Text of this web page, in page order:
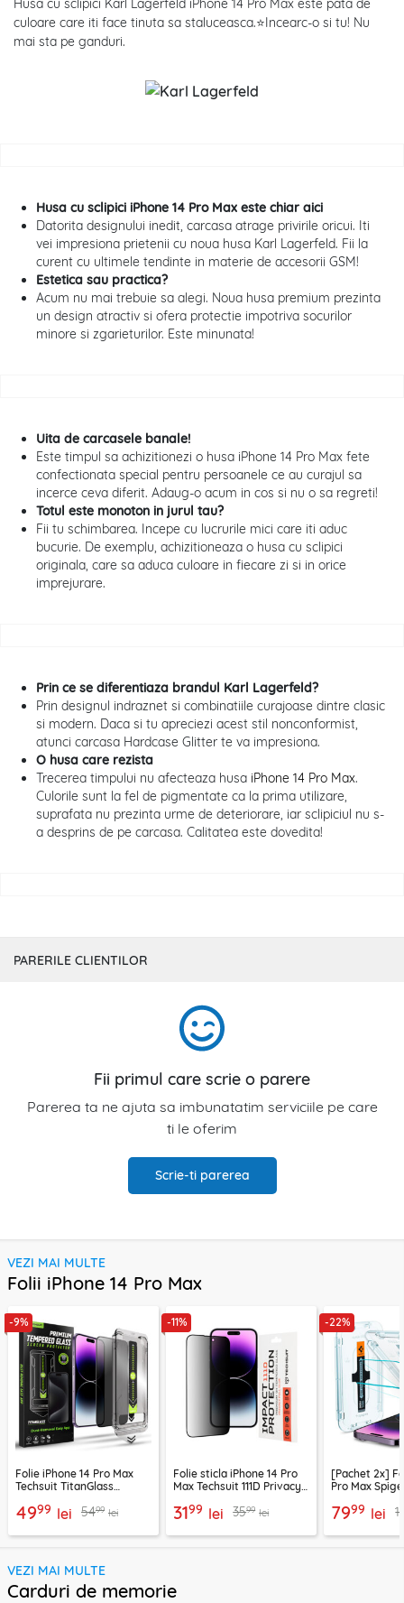
Husa cu sclipici Karl Lagerfeld iPhone 14 Pro Max este pata de
culoare care iti face tinuta sa staluceasca.⭐Incearc-o si tu! Nu
mai sta pe ganduri.
Husa cu sclipici iPhone 14 Pro Max este chiar aici
Datorita designului inedit, carcasa atrage privirile oricui. Iti
vei impresiona prietenii cu noua husa Karl Lagerfeld. Fii la
curent cu ultimele tendinte in materie de accesorii GSM!
Estetica sau practica?
Acum nu mai trebuie sa alegi. Noua husa premium prezinta
un design atractiv si ofera protectie impotriva socurilor
minore si zgarieturilor. Este minunata!
Uita de carcasele banale!
Este timpul sa achizitionezi o husa iPhone 14 Pro Max fete
confectionata special pentru persoanele ce au curajul sa
incerce ceva diferit. Adaug-o acum in cos si nu o sa regreti!
Totul este monoton in jurul tau?
Fii tu schimbarea. Incepe cu lucrurile mici care iti aduc
bucurie. De exemplu, achizitioneaza o husa cu sclipici
originala, care sa aduca culoare in fiecare zi si in orice
imprejurare.
Prin ce se diferentiaza brandul Karl Lagerfeld?
Prin designul indraznet si combinatiile curajoase dintre clasic
si modern. Daca si tu apreciezi acest stil nonconformist,
atunci carcasa Hardcase Glitter te va impresiona.
O husa care rezista
Trecerea timpului nu afecteaza husa iPhone 14 Pro Max.
Culorile sunt la fel de pigmentate ca la prima utilizare,
suprafata nu prezinta urme de deteriorare, iar sclipiciul nu s-
a desprins de pe carcasa. Calitatea este dovedita!
PARERILE CLIENTILOR
Fii primul care scrie o parere
Parerea ta ne ajuta sa imbunatatim serviciile pe care
ti le oferim
Scrie-ti parerea
VEZI MAI MULTE
Folii iPhone 14 Pro Max
-9%
Folie iPhone 14 Pro Max
Techsuit TitanGlass
4999 lei 5499 lei
-11%
Folie sticla iPhone 14 Pro
Max Techsuit 111D Privacy
3199 lei 3599 lei
-22%
[Pachet 2x]
Pro Max
7999 lei
VEZI MAI MULTE
Carduri de memorie